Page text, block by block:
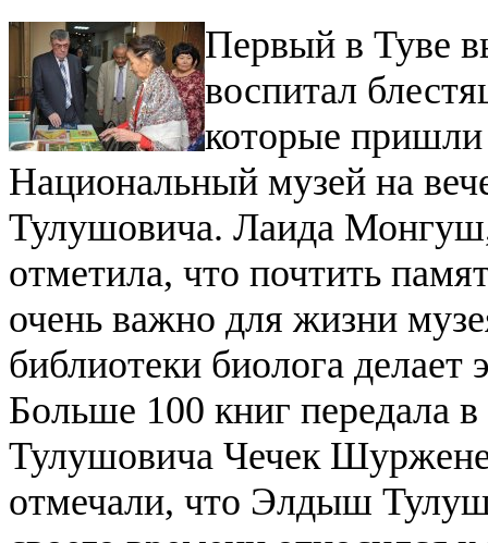
Первый в Туве
воспитал
которые пришли
Национальный музей на
Тулушовича. Лаида Монгуш,
отметила, что почтить
очень важно для жизни
библиотеки биолога
Больше 100 книг передала
Тулушовича Чечек
отмечали, что Элдыш